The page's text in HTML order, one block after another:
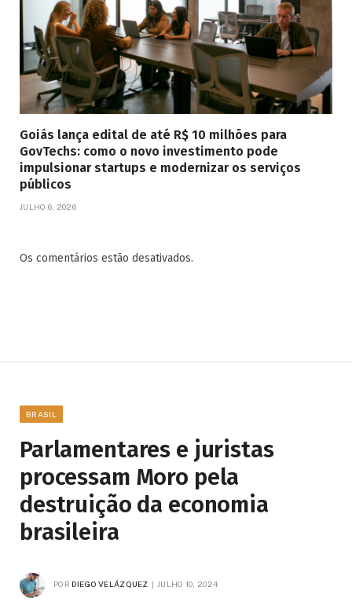
Goiás lança edital de até R$ 10 milhões para
GovTechs: como o novo investimento pode
impulsionar startups e modernizar os serviços
públicos
JULHO 6, 2026
Os comentários estão desativados.
BRASIL
Parlamentares e juristas
processam Moro pela
destruição da economia
brasileira
POR DIEGO VELÁZQUEZ JULHO 10, 2024